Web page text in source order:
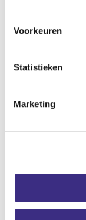
Voorkeuren
Statistieken
Marketing
In de
bieden die zij
zintuiglijke
begeleiding tot
zorg en
nodig hebben.